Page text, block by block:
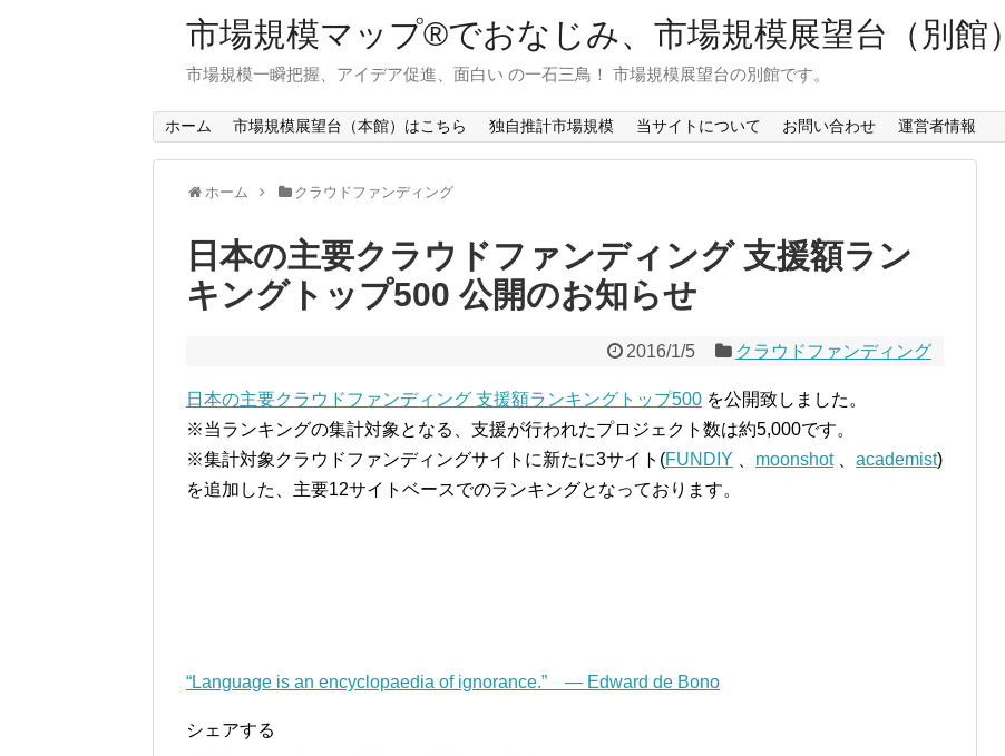
市場規模マップ®でおなじみ、市場規模展望台（別館）
市場規模一瞬把握、アイデア促進、面白い の一石三鳥！ 市場規模展望台の別館です。
ホーム 市場規模展望台（本館）はこちら 独自推計市場規模 当サイトについて お問い合わせ 運営者情報
ホーム クラウドファンディング
日本の主要クラウドファンディング 支援額ラン
キングトップ500 公開のお知らせ
2016/1/5 クラウドファンディング
日本の主要クラウドファンディング 支援額ランキングトップ500 を公開致しました。
※当ランキングの集計対象となる、支援が行われたプロジェクト数は約5,000です。
※集計対象クラウドファンディングサイトに新たに3サイト(FUNDIY moonshot、 academist)
を追加した、主要12サイトベースでのランキングとなっております。
“Language is an encyclopaedia of ignorance.” — Edward de Bono
シェアする